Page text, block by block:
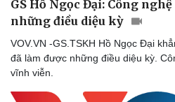
GS Hồ Ngọc Đại: Công
những điều diệu kỳ
VOV.VN -GS.TSKH Hồ Ngọc Đại
đã làm được những điều diệu kỳ.
vĩnh viễn.